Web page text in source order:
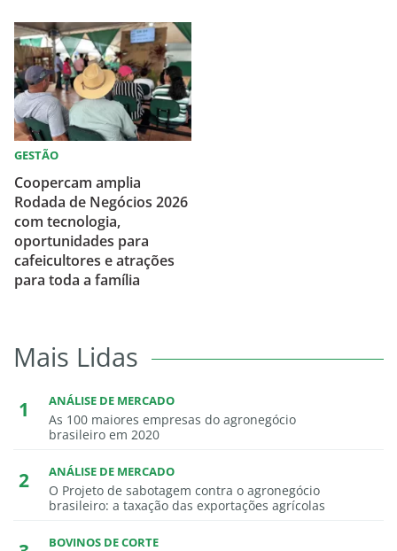
GESTÃO
Coopercam amplia
Rodada de Negócios 2026
com tecnologia,
oportunidades para
cafeicultores e atrações
para toda a família
Mais Lidas
ANÁLISE DE MERCADO
As 100 maiores empresas do agronegócio
brasileiro em 2020
ANÁLISE DE MERCADO
O Projeto de sabotagem contra o agronegócio
brasileiro: a taxação das exportações agrícolas
BOVINOS DE CORTE